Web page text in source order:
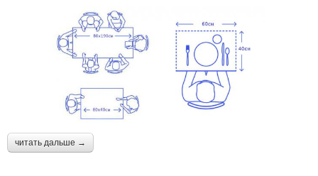
читать дальше →